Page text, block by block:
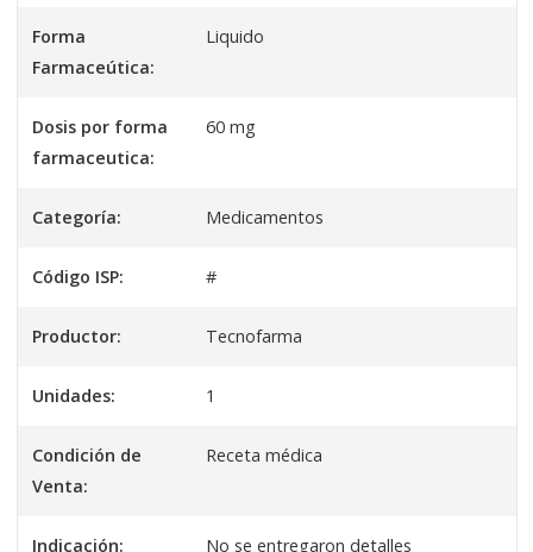
Forma
Farmaceútica:
Liquido
Dosis por forma
farmaceutica:
60 mg
Categoría: Medicamentos
Código ISP: #
Productor: Tecnofarma
Unidades: 1
Condición de
Venta:
Receta médica
Indicación: No se entregaron detalles